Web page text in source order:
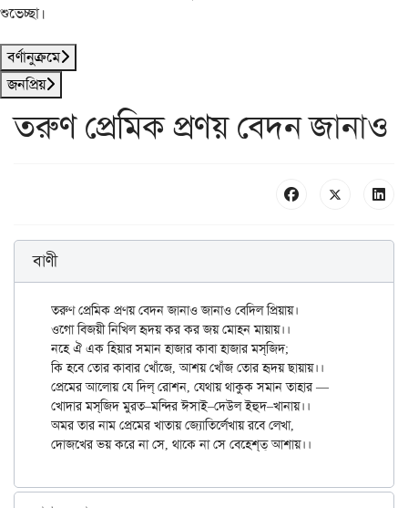
শুভেচ্ছা।
বর্ণানুক্রমে
জনপ্রিয়
তরুণ প্রেমিক প্রণয় বেদন জানাও
বাণী
তরুণ প্রেমিক প্রণয় বেদন জানাও জানাও বেদিল প্রিয়ায়।
ওগো বিজয়ী নিখিল হৃদয় কর কর জয় মোহন মায়ায়।।
নহে ঐ এক হিয়ার সমান হাজার কাবা হাজার মস্‌জিদ;
কি হবে তোর কাবার খোঁজে, আশয় খোঁজ তোর হৃদয় ছায়ায়।।
প্রেমের আলোয় যে দিল্‌ রোশন, যেথায় থাকুক সমান তাহার —
খোদার মস্‌জিদ মুরত–মন্দির ঈসাই–দেউল ইহুদ–খানায়।।
অমর তার নাম প্রেমের খাতায় জ্যোতির্লেখায় রবে লেখা,